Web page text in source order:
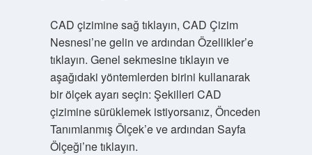
CAD çizimine sağ tıklayın, CAD Çizim
Nesnesi’ne gelin ve ardından Özellikler’e
tıklayın. Genel sekmesine tıklayın ve
aşağıdaki yöntemlerden birini kullanarak
bir ölçek ayarı seçin: Şekilleri CAD
çizimine sürüklemek istiyorsanız, Önceden
Tanımlanmış Ölçek’e ve ardından Sayfa
Ölçeği’ne tıklayın.